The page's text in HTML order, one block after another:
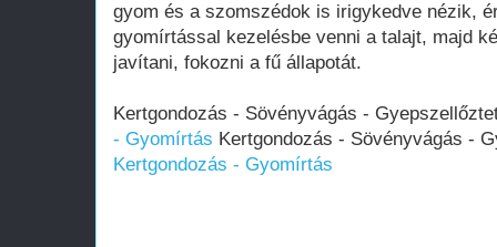
gyom és a szomszédok is irigykedve nézik,
gyomírtással kezelésbe venni a talajt, majd
javítani, fokozni a fű állapotát.
Kertgondozás - Sövényvágás -
- Gyomírtás Kertgondozás - Sövényvágás -
Kertgondozás - Gyomírtás